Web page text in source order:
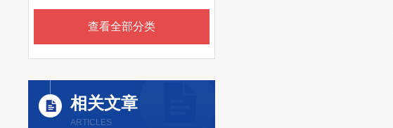
查看全部分类
相关文章
ARTICLES